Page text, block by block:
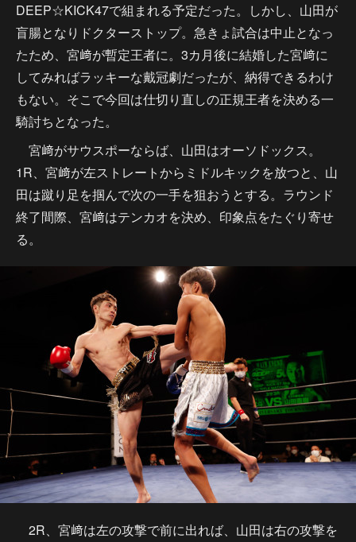
DEEP☆KICK47で組まれる予定だった。しかし、山田が
盲腸となりドクターストップ。急きょ試合は中止となっ
たため、宮﨑が暫定王者に。3カ月後に結婚した宮﨑に
してみればラッキーな戴冠劇だったが、納得できるわけ
もない。そこで今回は仕切り直しの正規王者を決める一
騎討ちとなった。
宮﨑がサウスポーならば、山田はオーソドックス。
1R、宮﨑が左ストレートからミドルキックを放つと、山
田は蹴り足を掴んで次の一手を狙おうとする。ラウンド
終了間際、宮﨑はテンカオを決め、印象点をたぐり寄せ
る。
2R、宮﨑は左の攻撃で前に出れば、山田は右の攻撃を